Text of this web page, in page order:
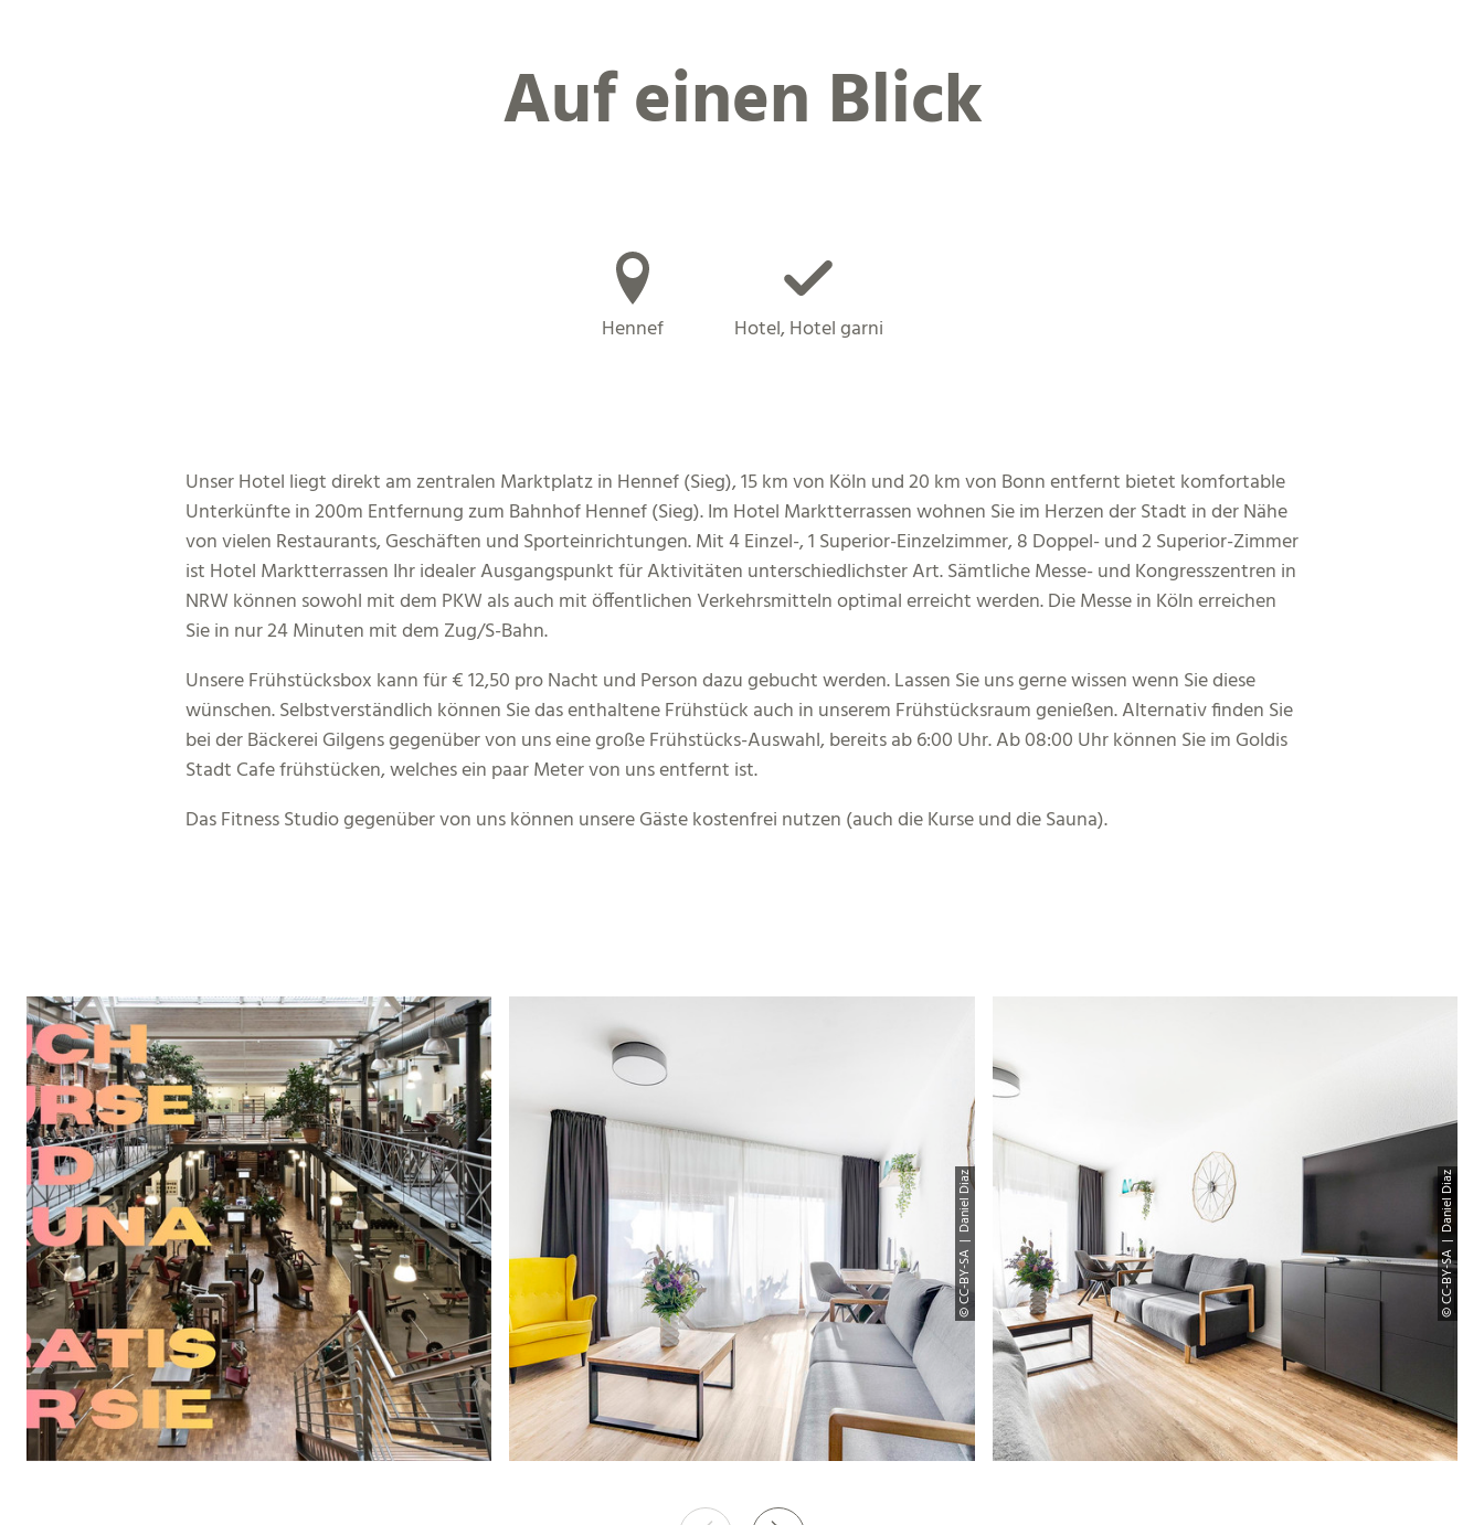
Auf einen Blick
Hennef Hotel, Hotel garni
Unser Hotel liegt direkt am zentralen Marktplatz in Hennef (Sieg), 15 km von Köln und 20 km von Bonn entfernt bietet komfortable
Unterkünfte in 200m Entfernung zum Bahnhof Hennef (Sieg). Im Hotel Marktterrassen wohnen Sie im Herzen der Stadt in der Nähe
von vielen Restaurants, Geschäften und Sporteinrichtungen. Mit 4 Einzel-, 1 Superior-Einzelzimmer, 8 Doppel- und 2 Superior-Zimmer
ist Hotel Marktterrassen Ihr idealer Ausgangspunkt für Aktivitäten unterschiedlichster Art. Sämtliche Messe- und Kongresszentren in
NRW können sowohl mit dem PKW als auch mit öffentlichen Verkehrsmitteln optimal erreicht werden. Die Messe in Köln erreichen
Sie in nur 24 Minuten mit dem Zug/S-Bahn.
Unsere Frühstücksbox kann für € 12,50 pro Nacht und Person dazu gebucht werden. Lassen Sie uns gerne wissen wenn Sie diese
wünschen. Selbstverständlich können Sie das enthaltene Frühstück auch in unserem Frühstücksraum genießen. Alternativ finden Sie
bei der Bäckerei Gilgens gegenüber von uns eine große Frühstücks-Auswahl, bereits ab 6:00 Uhr. Ab 08:00 Uhr können Sie im Goldis
Stadt Cafe frühstücken, welches ein paar Meter von uns entfernt ist.
Das Fitness Studio gegenüber von uns können unsere Gäste kostenfrei nutzen (auch die Kurse und die Sauna).
© CC-BY-SA | Daniel Diaz © CC-BY-SA | Daniel Diaz